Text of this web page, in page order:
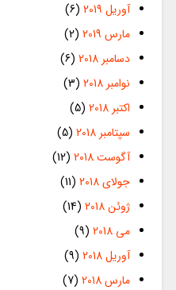
آوریل 2019
(6)
مارس 2019
(2)
دسامبر 2018
(6)
نوامبر 2018
(3)
اکتبر 2018
(5)
سپتامبر 2018
(5)
آگوست 2018
(12)
جولای 2018
(11)
ژوئن 2018
(14)
می 2018
(9)
آوریل 2018
(9)
مارس 2018
(7)